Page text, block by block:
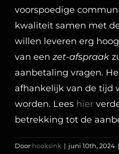
voorspoedige
kwaliteit samen met
willen leveren erg
van eenzet-afspraak
aanbetaling vragen.
afhankelijk van de tijd
worden. Lees hier
betrekking tot de
Door hooksink | juni 10th, 2024 |